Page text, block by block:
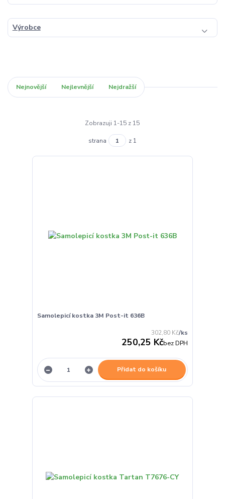
Výrobce
Nejnovější Nejlevnější Nejdražší
Zobrazuji 1-15 z 15
strana z 1
Samolepicí kostka 3M Post-it 636B
302,80 Kč/ks
250,25 Kčbez DPH
Přidat do košíku